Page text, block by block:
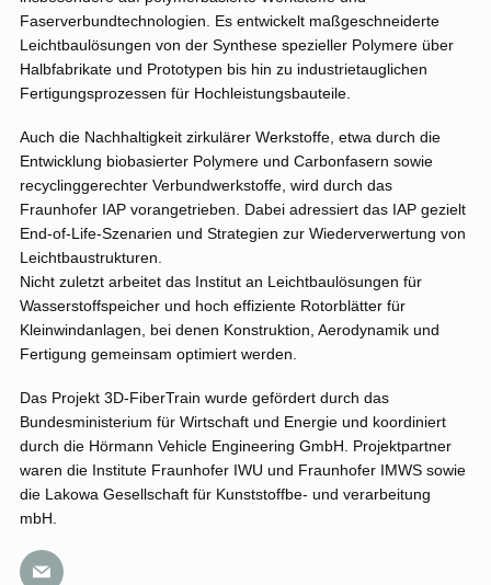
Faserverbundtechnologien. Es entwickelt maßgeschneiderte
Leichtbaulösungen von der Synthese spezieller Polymere über
Halbfabrikate und Prototypen bis hin zu industrietauglichen
Fertigungsprozessen für Hochleistungsbauteile.
Auch die Nachhaltigkeit zirkulärer Werkstoffe, etwa durch die
Entwicklung biobasierter Polymere und Carbonfasern sowie
recyclinggerechter Verbundwerkstoffe, wird durch das
Fraunhofer IAP vorangetrieben. Dabei adressiert das IAP gezielt
End-of-Life-Szenarien und Strategien zur Wiederverwertung von
Leichtbaustrukturen.
Nicht zuletzt arbeitet das Institut an Leichtbaulösungen für
Wasserstoffspeicher und hoch effiziente Rotorblätter für
Kleinwindanlagen, bei denen Konstruktion, Aerodynamik und
Fertigung gemeinsam optimiert werden.
Das Projekt 3D-FiberTrain wurde gefördert durch das
Bundesministerium für Wirtschaft und Energie und koordiniert
durch die Hörmann Vehicle Engineering GmbH. Projektpartner
waren die Institute Fraunhofer IWU und Fraunhofer IMWS sowie
die Lakowa Gesellschaft für Kunststoffbe- und verarbeitung
mbH.